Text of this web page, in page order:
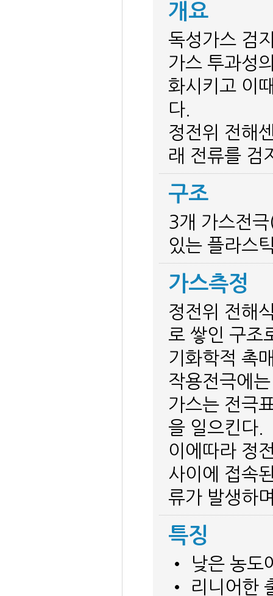
개요
독성가스 검
가스 투과성
화시키고 이
다.
정전위 전해
래 전류를 검
구조
3개 가스전
있는 플라스
가스측정
정전위 전해
로 쌓인 구조
기화학적 촉
작용전극에
가스는 전극
을 일으킨다.
이에따라 정
사이에 접속
류가 발생하
특징
• 낮은 농도
• 리니어한